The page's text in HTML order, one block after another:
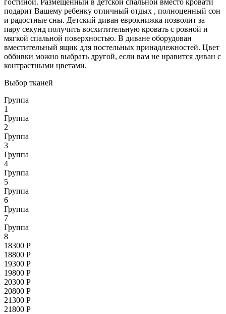
гостиной. Размещенный в детской спальной вместо кровати
подарит Вашему ребенку отличный отдых , полноценный сон
и радостные сны. Детский диван еврокнижка позволит за
пару секунд получить восхитительную кровать с ровной и
мягкой спальной поверхностью. В диване оборудован
вместительный ящик для постельных принадлежностей. Цвет
оббивки можно выбрать другой, если вам не нравится диван с
контрастными цветами.
Выбор тканей
Группа
1
Группа
2
Группа
3
Группа
4
Группа
5
Группа
6
Группа
7
Группа
8
18300 Р
18800 Р
19300 Р
19800 Р
20300 Р
20800 Р
21300 Р
21800 Р